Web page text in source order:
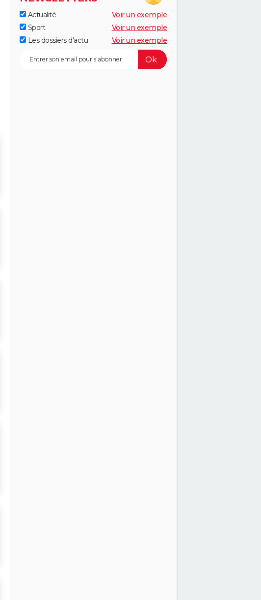
Actualité
Voir un exemple
Sport
Voir un exemple
Les dossiers d'actu
Voir un exemple